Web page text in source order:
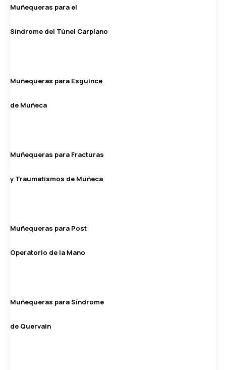
Muñequeras para el
Síndrome del Túnel Carpiano
Muñequeras para Esguince
de Muñeca
Muñequeras para Fracturas
y Traumatismos de Muñeca
Muñequeras para Post
Operatorio de la Mano
Muñequeras para Síndrome
de Quervain